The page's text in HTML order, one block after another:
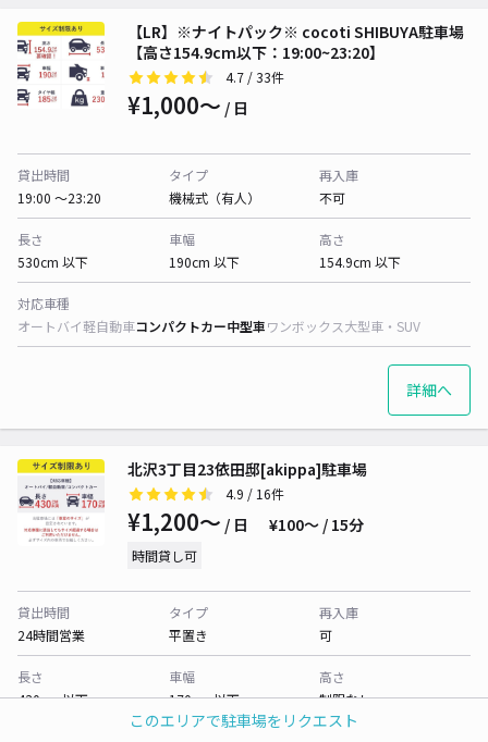
このエリアで駐車場をリクエスト
【LR】※ナイトパック※ cocoti SHIBUYA駐車場
【高さ154.9cm以下：19:00~23:20】
4.7 / 33件
¥1,000〜 / 日
貸出時間
19:00 〜23:20
タイプ
機械式（有人）
再入庫
不可
長さ
530cm 以下
車幅
190cm 以下
高さ
154.9cm 以下
対応車種
オートバイ軽自動車コンパクトカー中型車ワンボックス大型車・SUV
詳細へ
北沢3丁目23依田邸[akippa]駐車場
4.9 / 16件
¥1,200〜 / 日 ¥100〜 / 15分
時間貸し可
貸出時間
24時間営業
タイプ
平置き
再入庫
可
長さ
430cm 以下
車幅
170cm 以下
高さ
制限なし